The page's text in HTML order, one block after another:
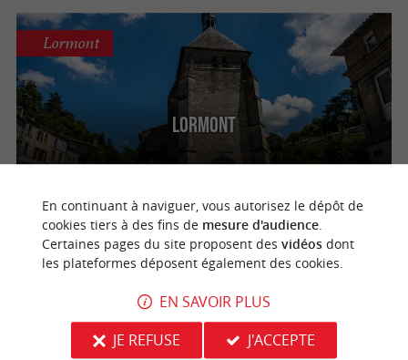
Lormont
Lormont
n
o
t
r
e
c
o
u
p
d
e
c
o
e
u
r
En continuant à naviguer, vous autorisez le dépôt de
cookies tiers à des fins de mesure d'audience.
Certaines pages du site proposent des vidéosdont
les plateformes déposent également des cookies.
EN SAVOIR PLUS
JE REFUSE
J'ACCEPTE